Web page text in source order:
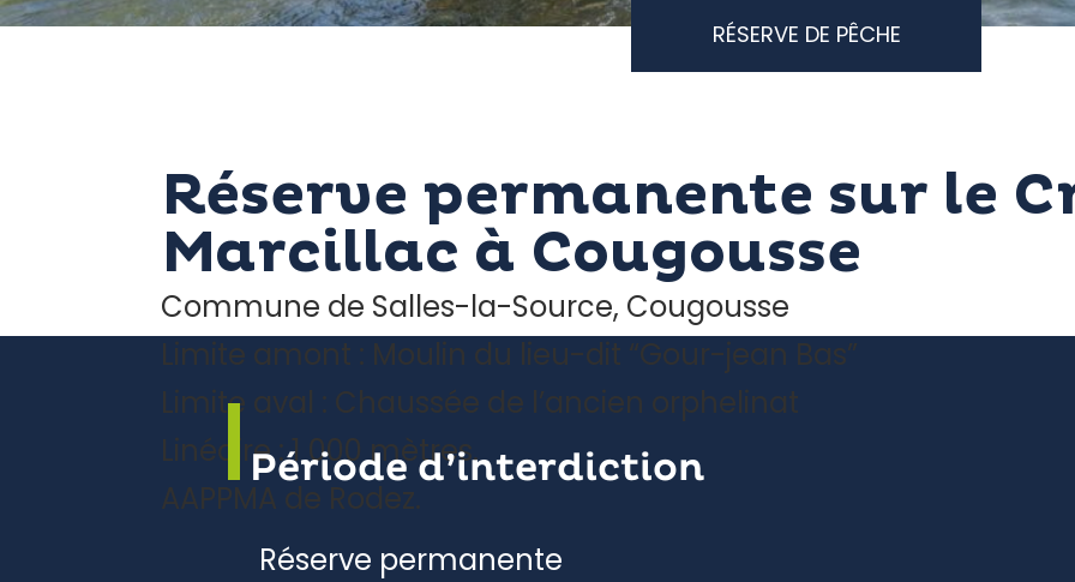
RÉSERVE DE PÊCHE
Réserve permanente sur le
Marcillac à Cougousse
Commune de Salles-la-Source, Cougousse
Limite amont : Moulin du lieu-dit “Gour-jean Bas”
Limite aval : Chaussée de l’ancien orphelinat
Linéaire : 1 000 mètres.
AAPPMA de Rodez.
Période d’interdiction
Réserve permanente